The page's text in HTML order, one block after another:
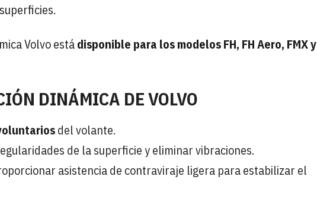
Volvo estádisponible para los modelos FH, FH Aero, FMX y
DINÁMICA DE VOLVO
del volante.
de la superficie y eliminar vibraciones.
asistencia de contraviraje ligera para estabilizar el